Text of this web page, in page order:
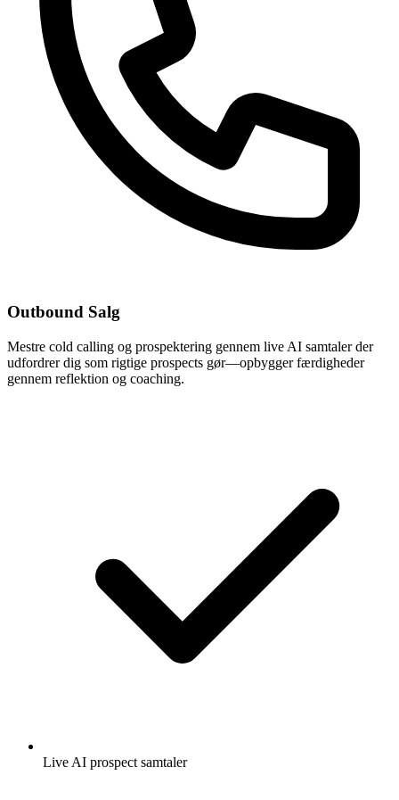
Outbound Salg
Mestre cold calling og prospektering gennem live AI samtaler der
udfordrer dig som rigtige prospects gør—opbygger færdigheder
gennem reflektion og coaching.
Live AI prospect samtaler